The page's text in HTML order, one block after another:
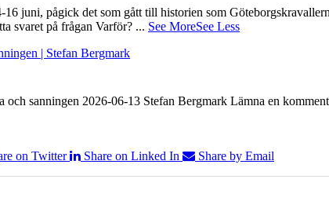
juni, pågick det som gått till historien som
svaret på frågan Varför? ... See MoreSee Less
| Stefan Bergmark
och sanningen 2026-06-13 Stefan Bergmark Lämna en
on Twitter Share on Linked In Share by Email